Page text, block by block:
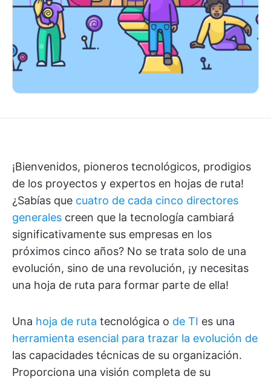
¡Bienvenidos, pioneros tecnológicos, prodigios
de los proyectos y expertos en hojas de ruta!
¿Sabías que cuatro de cada cinco directores
generales creen que la tecnología cambiará
significativamente sus empresas en los
próximos cinco años? No se trata solo de una
evolución, sino de una revolución, ¡y necesitas
una hoja de ruta para formar parte de ella!
Una hoja de ruta tecnológica o de TI es una
herramienta esencial para trazar la evolución de
las capacidades técnicas de su organización.
Proporciona una visión completa de su